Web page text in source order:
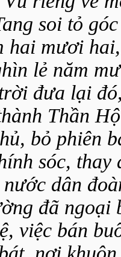
soi tỏ
hai mươi hai,
lẻ năm
đưa lại
Thần
bỏ phiên
sóc, thay
dân
đã ngoại
việc bán